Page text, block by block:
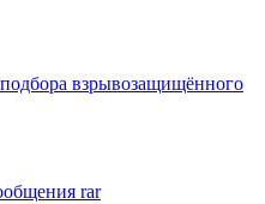
взрывозащищённого
rar